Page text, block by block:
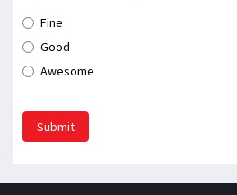
Fine
Good
Awesome
Submit